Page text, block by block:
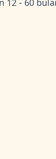
12 - 60